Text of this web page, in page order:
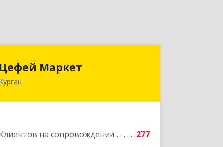
Цефей Маркет
Курган
Клиентов на сопровождении
277
640002, Курганская обл, Курган г,